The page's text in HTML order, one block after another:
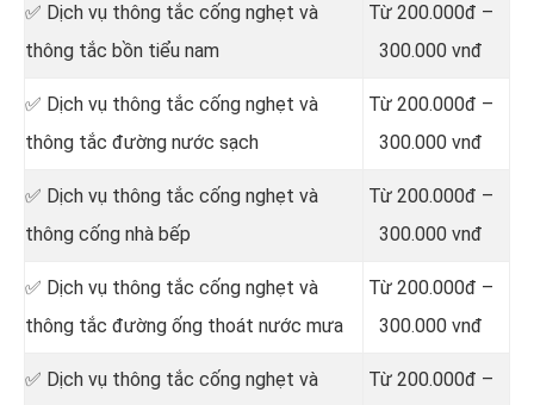
✅ Dịch vụ thông tắc cống nghẹt và
thông tắc bồn tiểu nam
Từ 200.000đ –
300.000 vnđ
✅ Dịch vụ thông tắc cống nghẹt và
thông tắc đường nước sạch
Từ 200.000đ –
300.000 vnđ
✅ Dịch vụ thông tắc cống nghẹt và
thông cống nhà bếp
Từ 200.000đ –
300.000 vnđ
✅ Dịch vụ thông tắc cống nghẹt và
thông tắc đường ống thoát nước mưa
Từ 200.000đ –
300.000 vnđ
✅ Dịch vụ thông tắc cống nghẹt và
Từ 200.000đ –